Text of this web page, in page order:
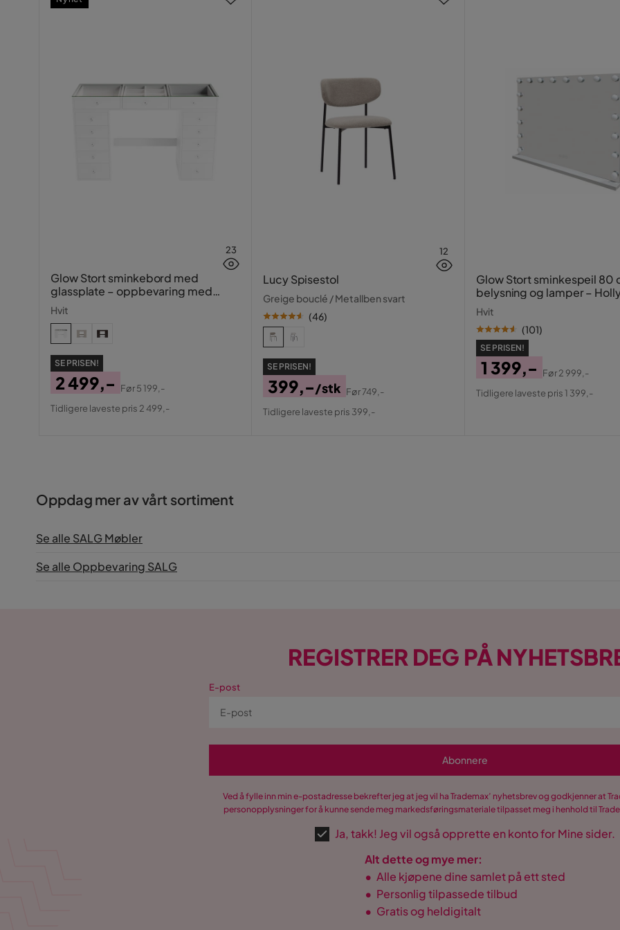
23
Glow Stort sminkebord med
glassplate – oppbevaring med
skuffer og rom 120 cm
Hvit
SE PRISEN!
Pris
2 499,-
Original
Før5 199,-
Tidligere laveste pris 2 499,-
12
Lucy Spisestol
Greige bouclé / Metallben svart
(46)
SE PRISEN!
Pris
399,-/stk
Original
Før749,-
Tidligere laveste pris 399,-
Glow Stort sminkespeil 80
belysning og lamper –
speil med USB-lading
Hvit
(101)
SE PRISEN!
Pris
1 399,-
Original
Før2 999,-
Tidligere laveste pris 1 399,-
Oppdag mer av vårt sortiment
Se alle SALG Møbler
Se alle Oppbevaring SALG
REGISTRER DEG PÅ
E-post
Abonnere
Ved å fylle inn min e-postadresse bekrefter jeg at jeg vil ha Trademax’ nyhetsbrev og godkjenner at
personopplysninger for å kunne sende meg markedsføringsmateriale tilpasset meg i henhold til
Ja, takk! Jeg vil også opprette en konto for Mine sider.
Alt dette og mye mer:
• Alle kjøpene dine samlet på ett sted
• Personlig tilpassede tilbud
• Gratis og heldigitalt